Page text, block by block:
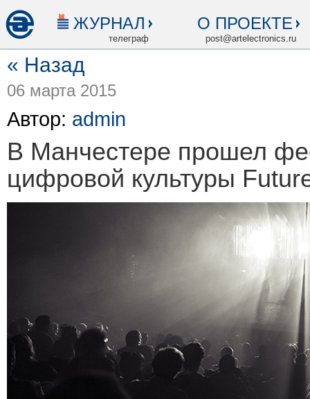
ЖУРНАЛ
телеграф
О ПРОЕКТЕ
post@artelectronics.ru
« Назад
06 марта 2015
Автор: admin
В Манчестере прошел
цифровой культуры